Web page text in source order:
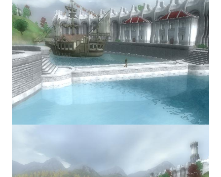
Патчи
Mass Effect 2
Mass Effect 3
Моды
Divinity Original Sin Enhanced Edition
Dragon Age: Inquisition